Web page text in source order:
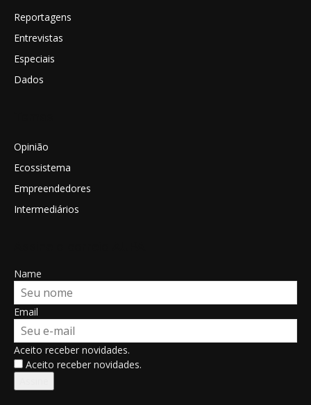
Reportagens
Entrevistas
Especiais
Dados
Opinião
Ecossistema
Empreendedores
Intermediários
Name
Email
Aceito receber novidades.
Aceito receber novidades.